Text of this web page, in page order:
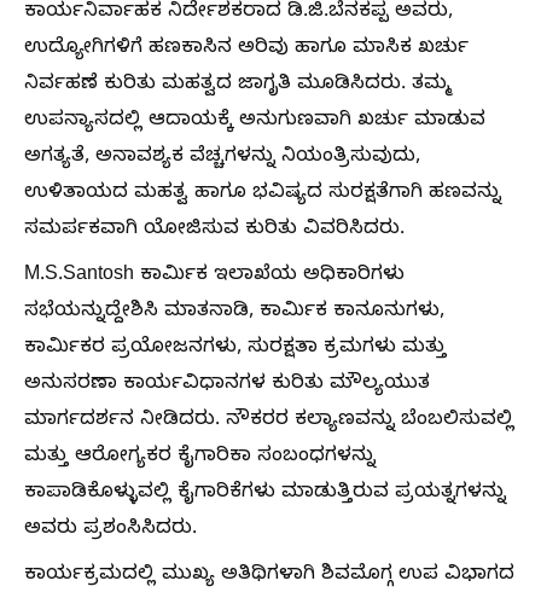
ಕಾರ್ಯನಿರ್ವಾಹಕ ನಿರ್ದೇಶಕರಾದ ಡಿ.ಜಿ.ಬೆನಕಪ್ಪ ಅವರು,
ಉದ್ಯೋಗಿಗಳಿಗೆ ಹಣಕಾಸಿನ ಅರಿವು ಹಾಗೂ ಮಾಸಿಕ ಖರ್ಚು
ನಿರ್ವಹಣೆ ಕುರಿತು ಮಹತ್ವದ ಜಾಗೃತಿ ಮೂಡಿಸಿದರು. ತಮ್ಮ
ಉಪನ್ಯಾಸದಲ್ಲಿ ಆದಾಯಕ್ಕೆ ಅನುಗುಣವಾಗಿ ಖರ್ಚು ಮಾಡುವ
ಅಗತ್ಯತೆ, ಅನಾವಶ್ಯಕ ವೆಚ್ಚಗಳನ್ನು ನಿಯಂತ್ರಿಸುವುದು,
ಉಳಿತಾಯದ ಮಹತ್ವ ಹಾಗೂ ಭವಿಷ್ಯದ ಸುರಕ್ಷತೆಗಾಗಿ ಹಣವನ್ನು
ಸಮರ್ಪಕವಾಗಿ ಯೋಜಿಸುವ ಕುರಿತು ವಿವರಿಸಿದರು.
M.S.Santosh ಕಾರ್ಮಿಕ ಇಲಾಖೆಯ ಅಧಿಕಾರಿಗಳು
ಸಭೆಯನ್ನುದ್ದೇಶಿಸಿ ಮಾತನಾಡಿ, ಕಾರ್ಮಿಕ ಕಾನೂನುಗಳು,
ಕಾರ್ಮಿಕರ ಪ್ರಯೋಜನಗಳು, ಸುರಕ್ಷತಾ ಕ್ರಮಗಳು ಮತ್ತು
ಅನುಸರಣಾ ಕಾರ್ಯವಿಧಾನಗಳ ಕುರಿತು ಮೌಲ್ಯಯುತ
ಮಾರ್ಗದರ್ಶನ ನೀಡಿದರು. ನೌಕರರ ಕಲ್ಯಾಣವನ್ನು ಬೆಂಬಲಿಸುವಲ್ಲಿ
ಮತ್ತು ಆರೋಗ್ಯಕರ ಕೈಗಾರಿಕಾ ಸಂಬಂಧಗಳನ್ನು
ಕಾಪಾಡಿಕೊಳ್ಳುವಲ್ಲಿ ಕೈಗಾರಿಕೆಗಳು ಮಾಡುತ್ತಿರುವ ಪ್ರಯತ್ನಗಳನ್ನು
ಅವರು ಪ್ರಶಂಸಿಸಿದರು.
ಕಾರ್ಯಕ್ರಮದಲ್ಲಿ ಮುಖ್ಯ ಅತಿಥಿಗಳಾಗಿ ಶಿವಮೊಗ್ಗ ಉಪ ವಿಭಾಗದ